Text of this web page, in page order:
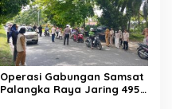
Operasi Gabungan Samsat
Palangka Raya Jaring 495